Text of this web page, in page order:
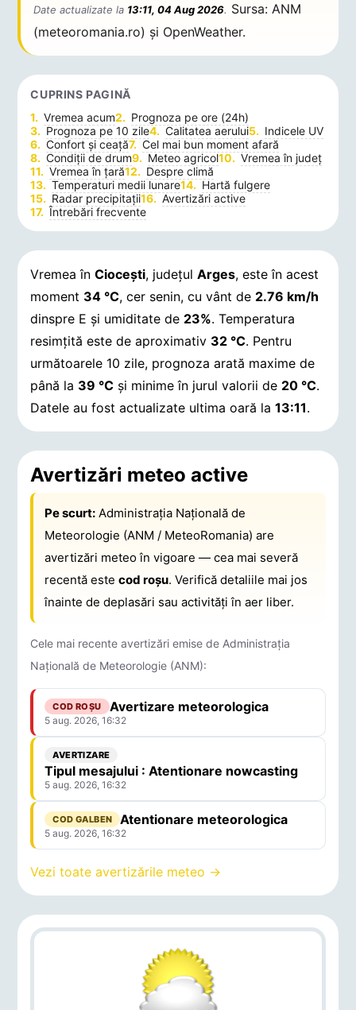
Date actualizate la 13:11, 04 Aug 2026. Sursa: ANM
(meteoromania.ro) și OpenWeather.
CUPRINS PAGINĂ
Vremea acum
Prognoza pe ore (24h)
Prognoza pe 10 zile
Calitatea aerului
Indicele UV
Confort și ceață
Cel mai bun moment afară
Condiții de drum
Meteo agricol
Vremea în județ
Vremea în țară
Despre climă
Temperaturi medii lunare
Hartă fulgere
Radar precipitații
Avertizări active
Întrebări frecvente
Vremea înCioceşti, județulArges, este în acest
moment 34 °C, cer senin, cu vânt de 2.76 km/h
dinspre E și umiditate de 23%. Temperatura
resimțită este de aproximativ 32 °C. Pentru
următoarele 10 zile, prognoza arată maxime de
până la 39 °C și minime în jurul valorii de 20 °C.
Datele au fost actualizate ultima oară la13:11.
Avertizări meteo active
Pe scurt: Administrația Națională de
Meteorologie (ANM / MeteoRomania) are
avertizări meteo în vigoare — cea mai severă
recentă estecod roșu. Verifică detaliile mai jos
înainte de deplasări sau activități în aer liber.
Cele mai recente avertizări emise de Administrația
Națională de Meteorologie (ANM):
COD ROȘU Avertizare meteorologica
5 aug. 2026, 16:32
AVERTIZARE
Tipul mesajului : Atentionare nowcasting
5 aug. 2026, 16:32
COD GALBEN Atentionare meteorologica
5 aug. 2026, 16:32
Vezi toate avertizările meteo →